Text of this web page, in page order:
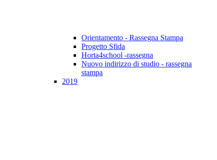
Orientamento - Rassegna Stampa
Progetto Sfida
Horta4school -rassegna
Nuovo indirizzo di studio - rassegna
stampa
2019